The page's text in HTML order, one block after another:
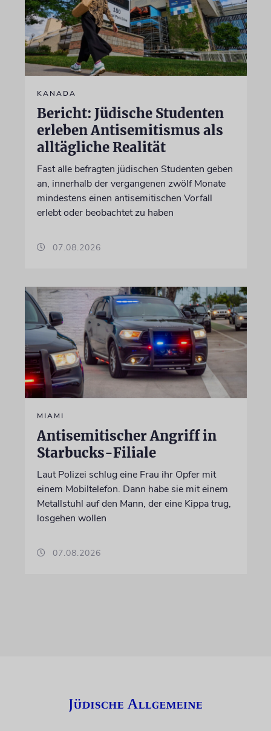
KANADA
Bericht: Jüdische Studenten
erleben Antisemitismus als
alltägliche Realität
Fast alle befragten jüdischen Studenten geben
an, innerhalb der vergangenen zwölf Monate
mindestens einen antisemitischen Vorfall
erlebt oder beobachtet zu haben
07.08.2026
MIAMI
Antisemitischer Angriff in
Starbucks-Filiale
Laut Polizei schlug eine Frau ihr Opfer mit
einem Mobiltelefon. Dann habe sie mit einem
Metallstuhl auf den Mann, der eine Kippa trug,
losgehen wollen
07.08.2026